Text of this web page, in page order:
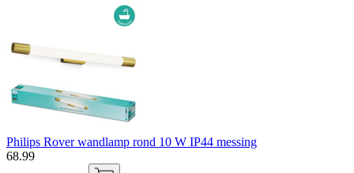
Philips Rover wandlamp rond 10 W IP44 messing
68.99